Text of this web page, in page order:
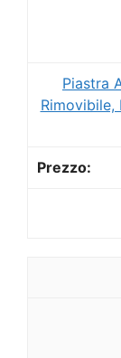
Piastra